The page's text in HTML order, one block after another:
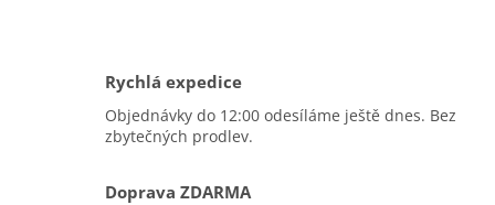
Rychlá expedice
Objednávky do 12:00 odesíláme ještě dnes. Bez
zbytečných prodlev.
Doprava ZDARMA